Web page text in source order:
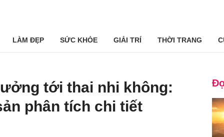
LÀM ĐẸP SỨC KHỎE GIẢI TRÍ THỜI TRANG
tới thai nhi không:
phân tích chi tiết